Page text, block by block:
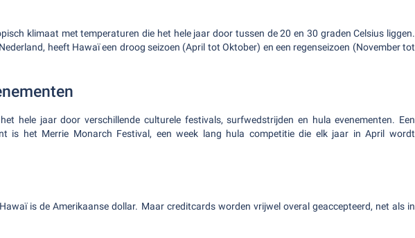
klimaat met temperaturen die het hele jaar door tussen de 20 en 30 graden Celsius liggen.
heeft Hawaï een droog seizoen (April tot Oktober) en een regenseizoen (November tot
hele jaar door verschillende culturele festivals, surfwedstrijden en hula evenementen. Een
is het Merrie Monarch Festival, een week lang hula competitie die elk jaar in April wordt
is de Amerikaanse dollar. Maar creditcards worden vrijwel overal geaccepteerd, net als in